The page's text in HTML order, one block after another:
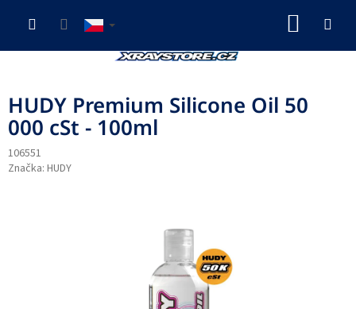
HUDY Premium Silicone Oil 50
000 cSt - 100ml
106551
Značka: HUDY